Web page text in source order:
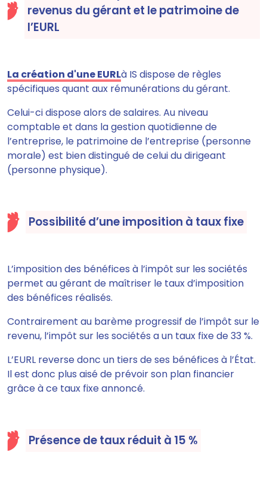
revenus du gérant et le patrimoine de
l’EURL
La création d'une EURLà IS dispose de règles
spécifiques quant aux rémunérations du gérant.
Celui-ci dispose alors de salaires. Au niveau
comptable et dans la gestion quotidienne de
l’entreprise, le patrimoine de l’entreprise (personne
morale) est bien distingué de celui du dirigeant
(personne physique).
Possibilité d’une imposition à taux fixe
L’imposition des bénéfices à l’impôt sur les sociétés
permet au gérant de maîtriser le taux d’imposition
des bénéfices réalisés.
Contrairement au barème progressif de l’impôt sur le
revenu, l’impôt sur les sociétés a un taux fixe de 33 %.
L’EURL reverse donc un tiers de ses bénéfices à l’État.
Il est donc plus aisé de prévoir son plan financier
grâce à ce taux fixe annoncé.
Présence de taux réduit à 15 %